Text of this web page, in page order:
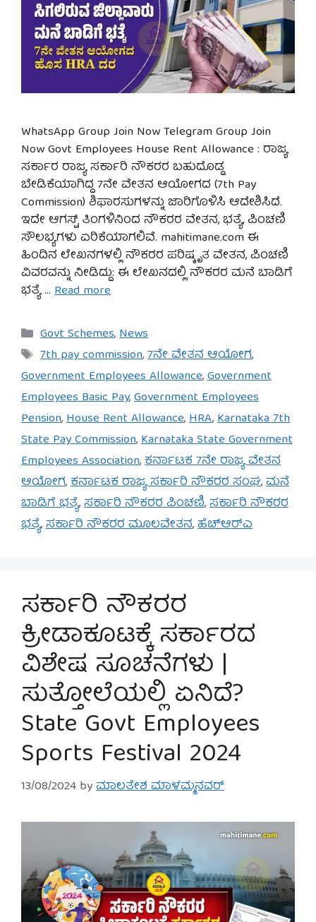
WhatsApp Group Join Now Telegram Group Join
Now Govt Employees House Rent Allowance : ರಾಜ್ಯ
ಸರ್ಕಾರ ರಾಜ್ಯ ಸರ್ಕಾರಿ ನೌಕರರ ಬಹುದೊಡ್ಡ
ಬೇಡಿಕೆಯಾಗಿದ್ದ 7ನೇ ವೇತನ ಆಯೋಗದ (7th Pay
Commission) ಶಿಫಾರಸುಗಳನ್ನು ಜಾರಿಗೊಳಿಸಿ ಆದೇಶಿಸಿದೆ.
ಇದೇ ಆಗಸ್ಟ್ ತಿಂಗಳಿನಿ೦ದ ನೌಕರರ ವೇತನ, ಭತ್ಯೆ, ಪಿಂಚಣಿ
ಸೌಲಭ್ಯಗಳು ಏರಿಕೆಯಾಗಲಿವೆ. mahitimane.com ಈ
ಹಿಂದಿನ ಲೇಖನಗಳಲ್ಲಿ ನೌಕರರ ಪರಿಷ್ಕೃತ ವೇತನ, ಪಿಂಚಣಿ
ವಿವರವನ್ನು ನೀಡಿದ್ದು: ಈ ಲೇಖನದಲ್ಲಿ ನೌಕರರ ಮನೆ ಬಾಡಿಗೆ
ಭತ್ಯೆ … Read more
Categories
Govt Schemes,News
Tags
7th pay commission,7ನೇ ವೇತನ ಆಯೋಗ,
Government Employees Allowance,Government
Employees Basic Pay,Government Employees
Pension,House Rent Allowance,HRA,Karnataka 7th
State Pay Commission,Karnataka State Government
Employees Association,ಕರ್ನಾಟಕ 7ನೇ ರಾಜ್ಯ ವೇತನ
ಆಯೋಗ,ಕರ್ನಾಟಕ ರಾಜ್ಯ ಸರ್ಕಾರಿ ನೌಕರರ ಸಂಘ,ಮನೆ
ಬಾಡಿಗೆ ಭತ್ಯೆ,ಸರ್ಕಾರಿ ನೌಕರರ ಪಿಂಚಣಿ,ಸರ್ಕಾರಿ ನೌಕರರ
ಭತ್ಯೆ,ಸರ್ಕಾರಿ ನೌಕರರ ಮೂಲವೇತನ,ಹೆಚ್‌ಆರ್‌ಎ
ಸರ್ಕಾರಿ ನೌಕರರ
ಕ್ರೀಡಾಕೂಟಕ್ಕೆ ಸರ್ಕಾರದ
ವಿಶೇಷ ಸೂಚನೆಗಳು |
ಸುತ್ತೋಲೆಯಲ್ಲಿ ಏನಿದೆ?
State Govt Employees
Sports Festival 2024
13/08/2024 byಮಾಲತೇಶ ಮಾಳಮ್ಮನವರ್